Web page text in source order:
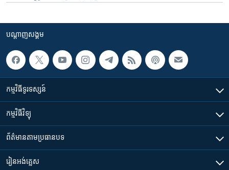
បណ្តាញ​សង្គម
កម្មវិធី​ទូរទស្សន៍
កម្មវិធី​វិទ្យុ
ព័ត៌មាន​តាមប្រធានបទ​
រៀន​​អង់គ្លេស